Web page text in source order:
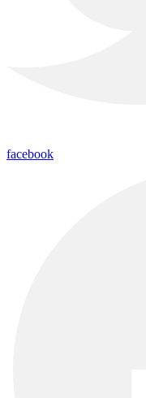
facebook